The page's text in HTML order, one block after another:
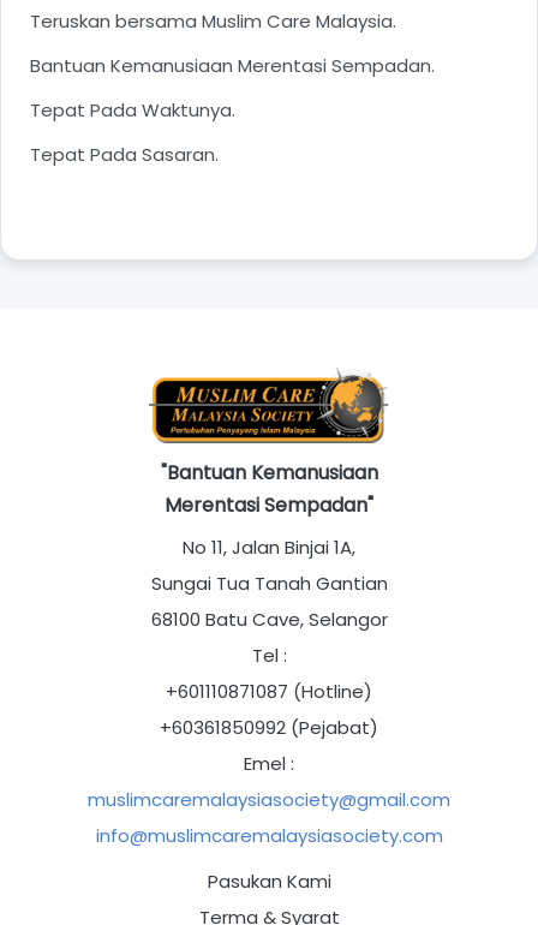
Teruskan bersama Muslim Care Malaysia.
Bantuan Kemanusiaan Merentasi Sempadan.
Tepat Pada Waktunya.
Tepat Pada Sasaran.
"Bantuan Kemanusiaan
Merentasi Sempadan"
No 11, Jalan Binjai 1A,
Sungai Tua Tanah Gantian
68100 Batu Cave, Selangor
Tel :
+601110871087 (Hotline)
+60361850992 (Pejabat)
Emel :
muslimcaremalaysiasociety@gmail.com
info@muslimcaremalaysiasociety.com
Pasukan Kami
Terma & Syarat